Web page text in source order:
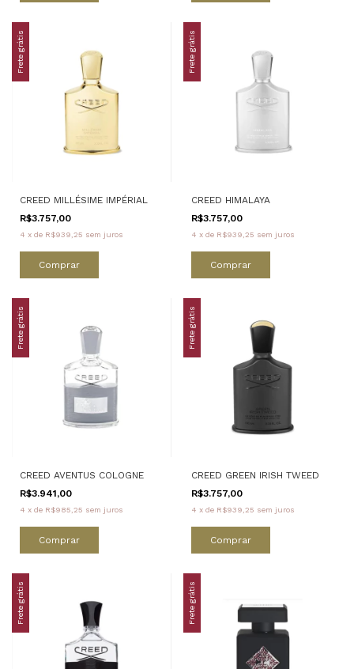
Frete grátis
CREED MILLÉSIME IMPÉRIAL
R$3.757,00
4 x de R$939,25 sem juros
Comprar
Frete grátis
CREED HIMALAYA
R$3.757,00
4 x de R$939,25 sem juros
Comprar
Frete grátis
CREED AVENTUS COLOGNE
R$3.941,00
4 x de R$985,25 sem juros
Comprar
Frete grátis
CREED GREEN IRISH TWEED
R$3.757,00
4 x de R$939,25 sem juros
Comprar
Frete grátis Frete grátis